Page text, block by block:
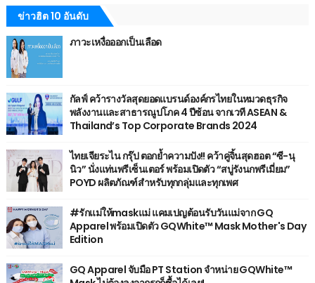
ข่าวฮิต 10 อันดับ
ภาวะเหงื่อออกเป็นเลือด
กัลฟ์ คว้ารางวัลสุดยอดแบรนด์องค์กรไทยในหมวดธุรกิจ
พลังงานและสาธารณูปโภค 4 ปีซ้อน จากเวที ASEAN &
Thailand’s Top Corporate Brands 2024
ไทยเจียระไน กรุ๊ป ตอกย้ำความปัง!! คว้าคู่จิ้นสุดฮอต “ซี-นุ
นิว” นั่งแท่นพรีเซ็นเตอร์ พร้อมเปิดตัว “สบู่รังนกพรีเมี่ยม”
POYD ผลิตภัณฑ์สำหรับทุกกลุ่มและทุกเพศ
#รักแม่ให้maskแม่ แคมเปญต้อนรับวันแม่จาก GQ
Apparel พร้อมเปิดตัว GQWhite™ Mask Mother's Day
Edition
GQ Apparel จับมือ PT Station จำหน่าย GQWhite™